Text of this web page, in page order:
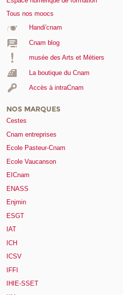
Tous nos moocs
Handi'cnam
Cnam blog
musée des Arts et Métiers
La boutique du Cnam
Accès à intraCnam
NOS MARQUES
Cestes
Cnam entreprises
Ecole Pasteur-Cnam
Ecole Vaucanson
EICnam
ENASS
Enjmin
ESGT
IAT
ICH
ICSV
IFFI
IHIE-SSET